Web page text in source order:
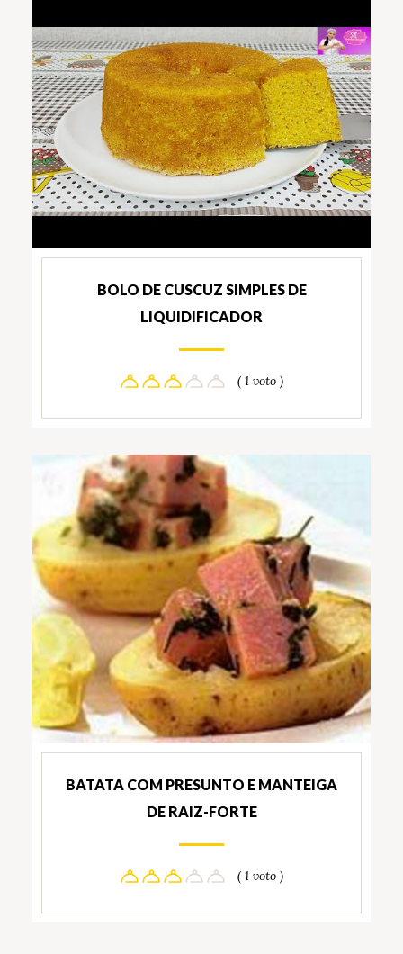
BOLO DE CUSCUZ SIMPLES DE
LIQUIDIFICADOR
( 1 voto )
BATATA COM PRESUNTO E MANTEIGA
DE RAIZ-FORTE
( 1 voto )